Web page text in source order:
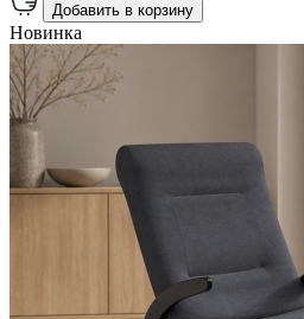
Добавить в корзину
Новинка